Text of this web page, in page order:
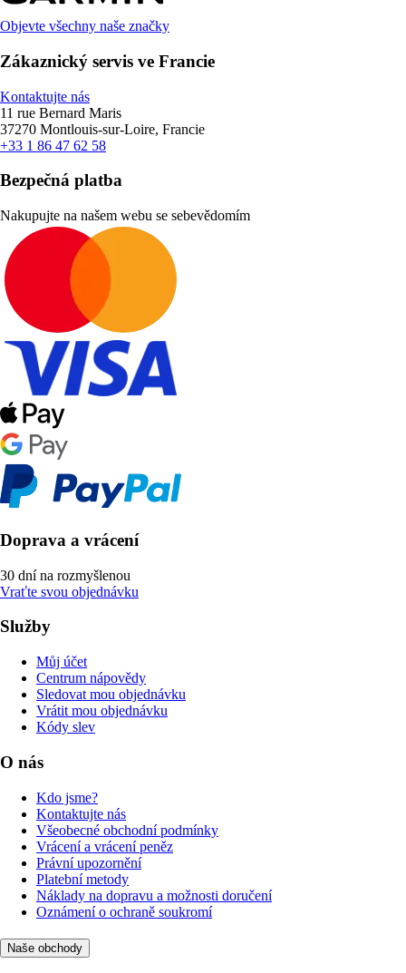
Objevte všechny naše značky
Zákaznický servis ve Francie
Kontaktujte nás
11 rue Bernard Maris
37270 Montlouis-sur-Loire, Francie
+33 1 86 47 62 58
Bezpečná platba
Nakupujte na našem webu se sebevědomím
Doprava a vrácení
30 dní na rozmyšlenou
Vraťte svou objednávku
Služby
Můj účet
Centrum nápovědy
Sledovat mou objednávku
Vrátit mou objednávku
Kódy slev
O nás
Kdo jsme?
Kontaktujte nás
Všeobecné obchodní podmínky
Vrácení a vrácení peněz
Právní upozornění
Platební metody
Náklady na dopravu a možnosti doručení
Oznámení o ochraně soukromí
Naše obchody